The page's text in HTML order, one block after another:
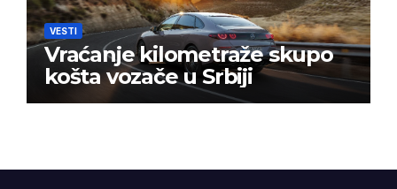
VESTI
Vraćanje kilometraže skupo
košta vozače u Srbiji